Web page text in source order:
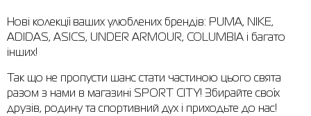
Толстовки
Шорти
Шарфи
Under Armour
Бренди
Larum
Нові колекції ваших улюблених брендів: PUMA, NIKE,
ADIDAS, ASICS, UNDER ARMOUR, COLUMBIA і багато
інших!
Так що не пропусти шанс стати частиною цього свята
разом з нами в магазині SPORT CITY! Збирайте своїх
друзів, родину та спортивний дух і приходьте до нас!